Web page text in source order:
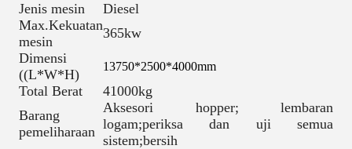
Jenis mesin
Diesel
Max.Kekuatan
mesin
365kw
Dimensi
((L*W*H)
13750*2500*4000mm
Total Berat
41000kg
Barang
pemeliharaan
Aksesori hopper; lembaran
logam;periksa dan uji semua
sistem;bersih